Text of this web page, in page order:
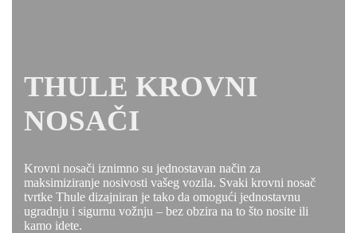
THULE KROVNI
NOSAČI
Krovni nosači iznimno su jednostavan način za
maksimiziranje nosivosti vašeg vozila. Svaki krovni nosač
tvrtke Thule dizajniran je tako da omogući jednostavnu
ugradnju i sigurnu vožnju – bez obzira na to što nosite ili
kamo idete.